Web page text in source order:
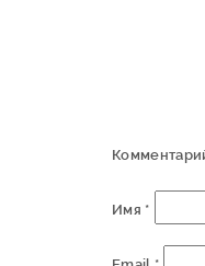
Имя *